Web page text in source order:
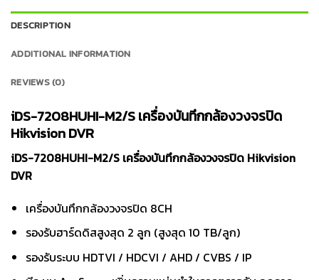
DESCRIPTION
ADDITIONAL INFORMATION
REVIEWS (0)
iDS-7208HUHI-M2/S เครื่องบันทึกกล้องวงจรปิด
Hikvision DVR
iDS-7208HUHI-M2/S เครื่องบันทึกกล้องวงจรปิด Hikvision
DVR
เครื่องบันทึกกล้องวงจรปิด 8CH
รองรับฮาร์ดดิสสูงสุด 2 ลูก (สูงสุด 10 TB/ลูก)
รองรับระบบ HDTVI / HDCVI / AHD / CVBS / IP